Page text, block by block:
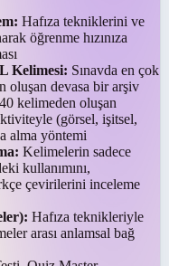
Hafıza tekniklerini ve
öğrenme hızınıza
Kelimesi: Sınavda en çok
oluşan devasa bir arşiv
kelimeden oluşan
(görsel, işitsel,
alma yöntemi
Kelimelerin sadece
kullanımını,
çevirilerini inceleme
Hafıza teknikleriyle
arası anlamsal bağ